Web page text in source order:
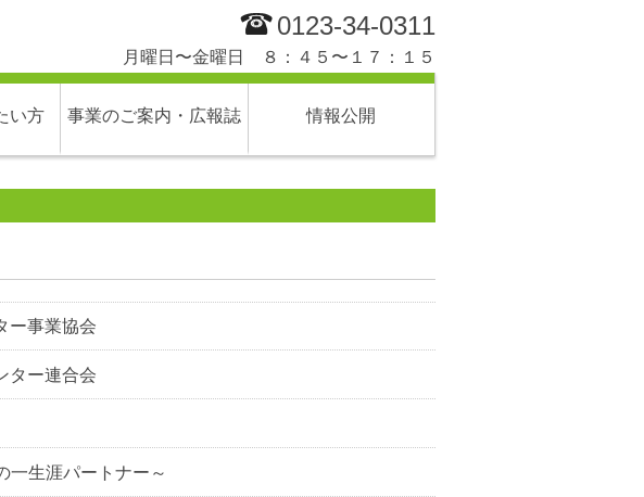
0123-34-0311
月曜日〜金曜日 ８：４５〜１７：１５
い方 事業のご案内・広報誌 情報公開
ー事業協会
ター連合会
生涯パートナー～